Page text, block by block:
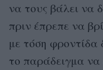
να τους βάλει να
πριν έπρεπε να
με τόση φροντίδα
το παράδειγμα να